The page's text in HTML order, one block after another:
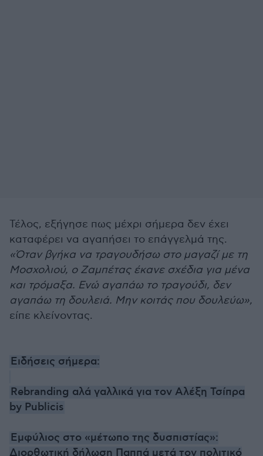
Τέλος, εξήγησε πως μέχρι σήμερα δεν έχει
καταφέρει να αγαπήσει το επάγγελμά της.
«Όταν βγήκα να τραγουδήσω στο μαγαζί με τη
Μοσχολιού, ο Ζαμπέτας έκανε σχέδια για μένα
και τρόμαξα. Ενώ αγαπάω το τραγούδι, δεν
αγαπάω τη δουλειά. Μην κοιτάς που δουλεύω»,
είπε κλείνοντας.
Ειδήσεις σήμερα:
Rebranding αλά γαλλικά για τον Αλέξη Τσίπρα
by Publicis
Εμφύλιος στο «μέτωπο της δυσπιστίας»:
Διορθωτική δήλωση Παππά μετά τον πολιτικό